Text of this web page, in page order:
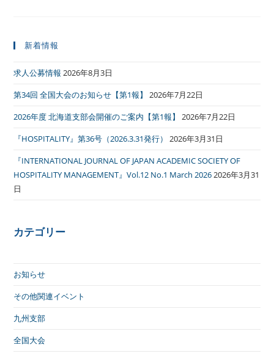
新着情報
求人公募情報 2026年8月3日
第34回 全国大会のお知らせ【第1報】
2026年7月22日
2026年度 北海道支部会開催のご案内【第1報】
2026年7月22日
『HOSPITALITY』第36号（2026.3.31発行）
2026年3月31日
『INTERNATIONAL JOURNAL OF JAPAN ACADEMIC SOCIETY OF
HOSPITALITY MANAGEMENT』Vol.12 No.1 March 20262026年3月31
日
カテゴリー
お知らせ
その他関連イベント
九州支部
全国大会